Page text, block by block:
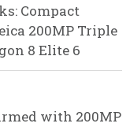
Compact
200MP Triple
8 Elite 6
with 200MP